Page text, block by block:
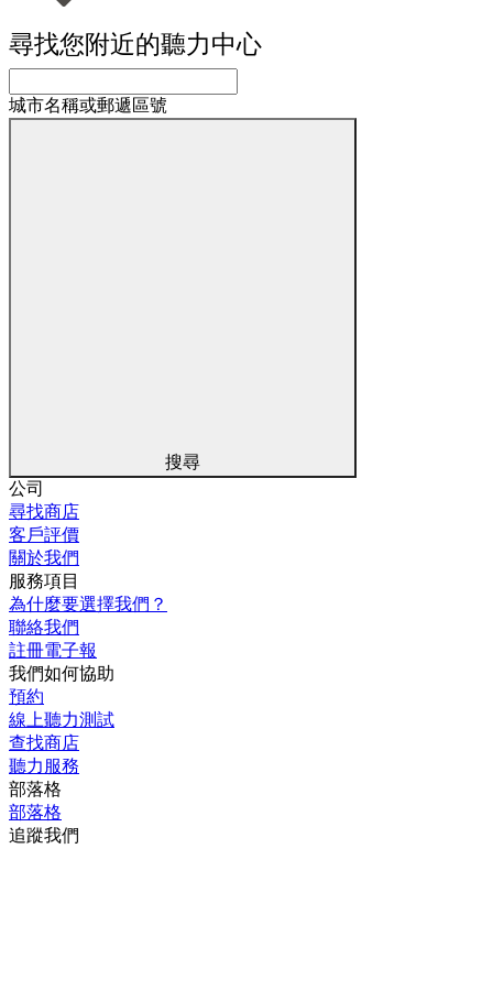
尋找您附近的聽力中心
城市名稱或郵遞區號
搜尋
公司
尋找商店
客戶評價
關於我們
服務項目
為什麼要選擇我們？
聯絡我們
註冊電子報
我們如何協助
預約
線上聽力測試
查找商店
聽力服務
部落格
部落格
追蹤我們